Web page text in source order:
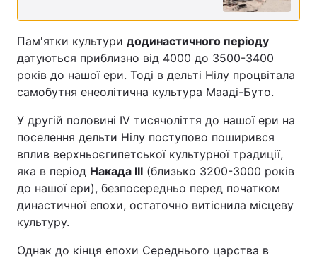
Пам'ятки культури додинастичного періоду
датуються приблизно від 4000 до 3500-3400
років до нашої ери. Тоді в дельті Нілу процвітала
самобутня енеолітична культура Мааді-Буто.
У другій половині IV тисячоліття до нашої ери на
поселення дельти Нілу поступово поширився
вплив верхньоєгипетської культурної традиції,
яка в період Накада III (близько 3200-3000 років
до нашої ери), безпосередньо перед початком
династичної епохи, остаточно витіснила місцеву
культуру.
Однак до кінця епохи Середнього царства в